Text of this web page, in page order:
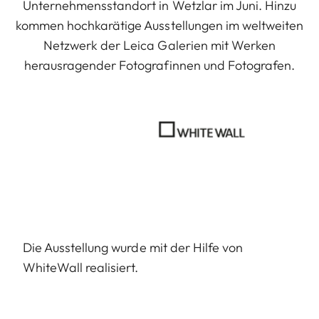
Unternehmensstandort in Wetzlar im Juni. Hinzu
kommen hochkarätige Ausstellungen im weltweiten
Netzwerk der Leica Galerien mit Werken
herausragender Fotografinnen und Fotografen.
Die Ausstellung wurde mit der Hilfe von
WhiteWall realisiert.